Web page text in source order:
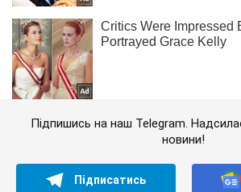
Підпишись на наш Telegram.
новини!
Підписатись